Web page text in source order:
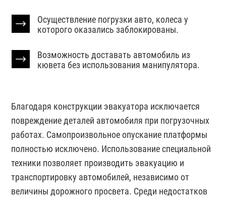
Осуществление погрузки авто, колеса у
которого оказались заблокированы.
Возможность доставать автомобиль из
кювета без использования манипулятора.
Благодаря конструкции эвакуатора исключается
повреждение деталей автомобиля при погрузочных
работах. Самопроизвольное опускание платформы
полностью исключено. Использование специальной
техники позволяет производить эвакуацию и
транспортировку автомобилей, независимо от
величины дорожного просвета. Среди недостатков